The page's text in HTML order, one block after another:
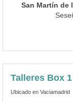
San Martín de
Talleres Box 1
Ubicado en Vaciamadrid